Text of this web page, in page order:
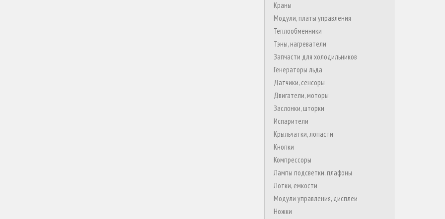
Краны
Модули, платы управления
Теплообменники
Тэны, нагреватели
Запчасти для холодильников
Генераторы льда
Датчики, сенсоры
Двигатели, моторы
Заслонки, шторки
Испарители
Крыльчатки, лопасти
Кнопки
Компрессоры
Лампы подсветки, плафоны
Лотки, емкости
Модули управления, дисплеи
Ножки